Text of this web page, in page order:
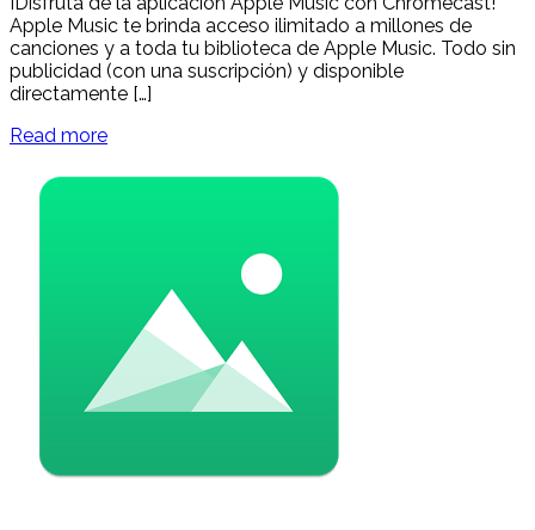
Apple Music te brinda acceso ilimitado a millones de
canciones y a toda tu biblioteca de Apple Music. Todo sin
publicidad (con una suscripción) y disponible
directamente […]
Read more